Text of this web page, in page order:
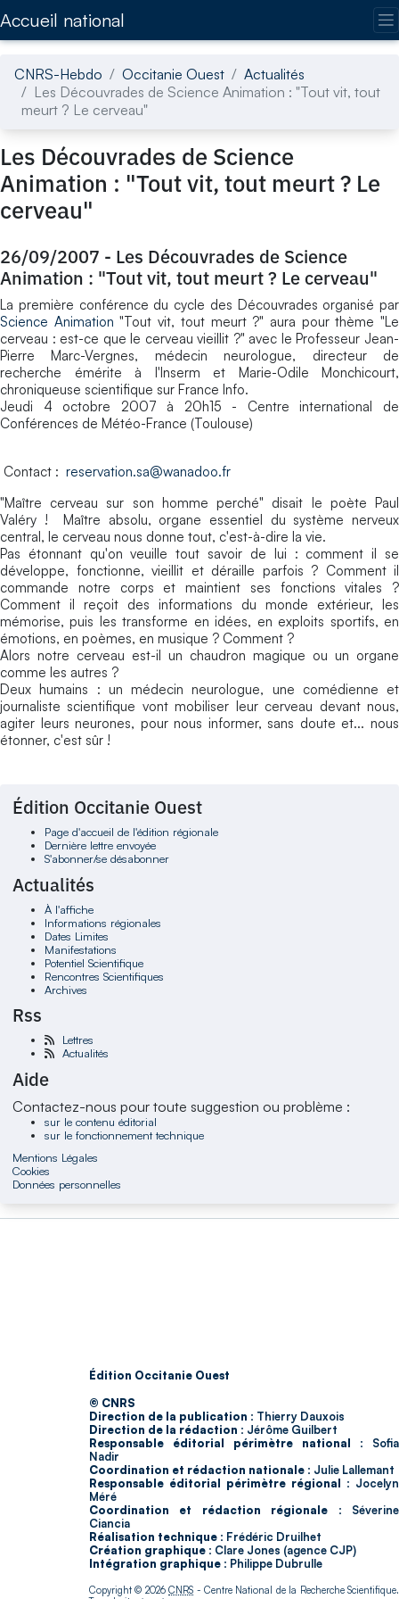
Accueil national
CNRS-Hebdo Occitanie Ouest
Actualités
Les Découvrades de Science Animation : "Tout vit, tout
meurt ? Le cerveau"
Les Découvrades de Science
Animation : "Tout vit, tout meurt ? Le
cerveau"
26/09/2007 - Les Découvrades de Science
Animation : "Tout vit, tout meurt ? Le cerveau"
La première conférence du cycle des Découvrades organisé par
Science Animation "Tout vit, tout meurt ?" aura pour thème "Le
cerveau : est-ce que le cerveau vieillit ?" avec le Professeur Jean-
Pierre Marc-Vergnes, médecin neurologue, directeur de
recherche émérite à l'Inserm et Marie-Odile Monchicourt,
chroniqueuse scientifique sur France Info.
Jeudi 4 octobre 2007 à 20h15 - Centre international de
Conférences de Météo-France (Toulouse)
Contact : reservation.sa@wanadoo.fr
"Maître cerveau sur son homme perché" disait le poète Paul
Valéry ! Maître absolu, organe essentiel du système nerveux
central, le cerveau nous donne tout, c'est-à-dire la vie.
Pas étonnant qu'on veuille tout savoir de lui : comment il se
développe, fonctionne, vieillit et déraille parfois ? Comment il
commande notre corps et maintient ses fonctions vitales ?
Comment il reçoit des informations du monde extérieur, les
mémorise, puis les transforme en idées, en exploits sportifs, en
émotions, en poèmes, en musique ? Comment ?
Alors notre cerveau est-il un chaudron magique ou un organe
comme les autres ?
Deux humains : un médecin neurologue, une comédienne et
journaliste scientifique vont mobiliser leur cerveau devant nous,
agiter leurs neurones, pour nous informer, sans doute et... nous
étonner, c'est sûr !
Édition Occitanie Ouest
Page d'accueil de l'édition régionale
Dernière lettre envoyée
S'abonner/se désabonner
Actualités
À l'affiche
Informations régionales
Dates Limites
Manifestations
Potentiel Scientifique
Rencontres Scientifiques
Archives
Rss
Lettres
Actualités
Aide
Contactez-nous pour toute suggestion ou problème :
sur le contenu éditorial
sur le fonctionnement technique
Mentions Légales
Cookies
Données personnelles
Édition Occitanie Ouest
© CNRS
Direction de la publication : Thierry Dauxois
Direction de la rédaction : Jérôme Guilbert
Responsable éditorial périmètre national : Sofia
Nadir
Coordination et rédaction nationale : Julie Lallemant
Responsable éditorial périmètre régional : Jocelyn
Méré
Coordination et rédaction régionale : Séverine
Ciancia
Réalisation technique : Frédéric Druilhet
Création graphique : Clare Jones (agence CJP)
Intégration graphique : Philippe Dubrulle
Copyright © 2026CNRS - Centre National de la Recherche Scientifique.